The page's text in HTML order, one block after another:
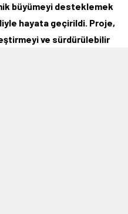
büyümeyi desteklemek
hayata geçirildi. Proje,
ve sürdürülebilir